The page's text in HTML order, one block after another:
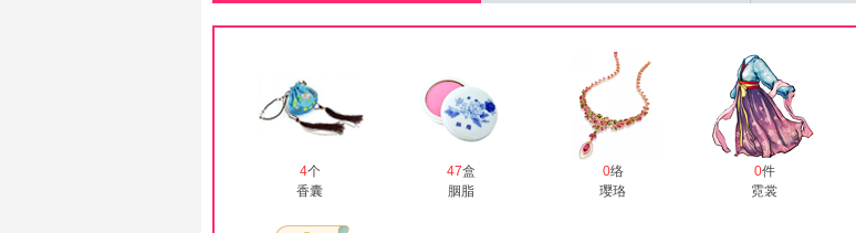
4个
香囊
47盒
胭脂
0络
璎珞
0件
霓裳